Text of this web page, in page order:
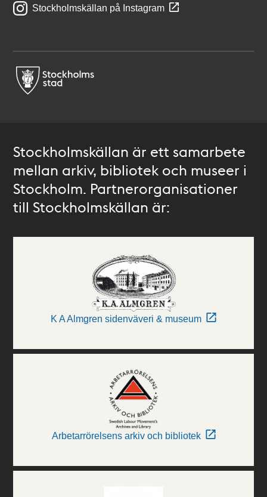
Stockholmskällan på Instagram
Stockholmskällan är ett samarbete
mellan arkiv, bibliotek och museer i
Stockholm. Partnerorganisationer
till Stockholmskällan är:
K A Almgren sidenväveri & museum
Arbetarrörelsens arkiv och bibliotek